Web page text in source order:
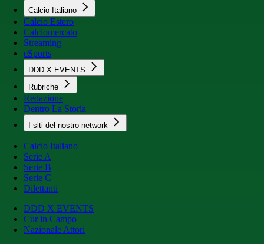
Calcio Italiano
Calcio Estero
Calciomercato
Streaming
eSports
DDD X EVENTS
Rubriche
Redazione
Dentro La Storia
I siti del nostro network
Calcio Italiano
Serie A
Serie B
Serie C
Dilettanti
DDD X EVENTS
Cur in Campo
Nazionale Attori